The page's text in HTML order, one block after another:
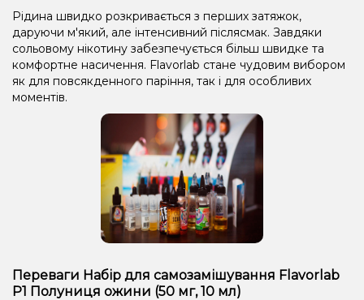
Рідина швидко розкривається з перших затяжок,
даруючи м'який, але інтенсивний післясмак. Завдяки
сольовому нікотину забезпечується більш швидке та
комфортне насичення. Flavorlab стане чудовим вибором
як для повсякденного паріння, так і для особливих
моментів.
Переваги Набір для самозамішування Flavorlab
Р1 Полуниця ожини (50 мг, 10 мл)